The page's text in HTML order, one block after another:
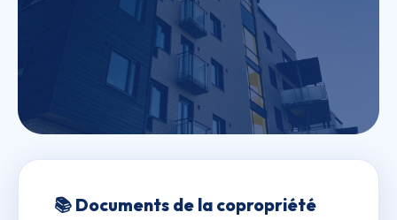
TALIA
📚 Documents de la copropriété